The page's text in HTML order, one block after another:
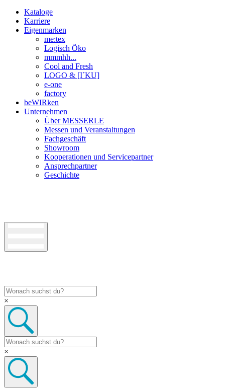
Kataloge
Karriere
Eigenmarken
me:tex
Logisch Öko
mmmhh...
Cool and Fresh
LOGO & [I´KU]
e-one
factory
beWIRken
Unternehmen
Über MESSERLE
Messen und Veranstaltungen
Fachgeschäft
Showroom
Kooperationen und Servicepartner
Ansprechpartner
Geschichte
×
×